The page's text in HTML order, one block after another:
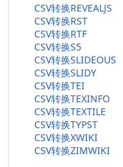
CSV转换REVEALJS
CSV转换RST
CSV转换RTF
CSV转换S5
CSV转换SLIDEOUS
CSV转换SLIDY
CSV转换TEI
CSV转换TEXINFO
CSV转换TEXTILE
CSV转换TYPST
CSV转换XWIKI
CSV转换ZIMWIKI